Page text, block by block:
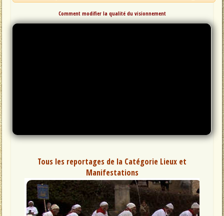
Comment modifier la qualité du visionnement
Tous les reportages de la Catégorie Lieux et
Manifestations